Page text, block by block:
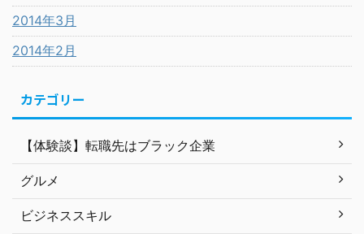
2014年3月
2014年2月
カテゴリー
【体験談】転職先はブラック企業
グルメ
ビジネススキル